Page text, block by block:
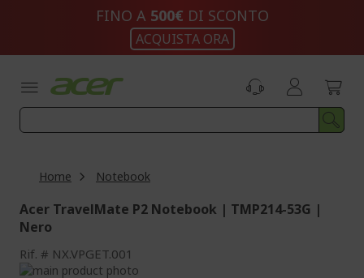
FINO A 500€ DI SCONTO
ACQUISTA ORA
Home Notebook
Acer TravelMate P2 Notebook | TMP214-53G |
Nero
Rif. NX.VPGET.001
Vai